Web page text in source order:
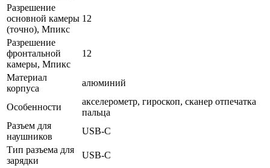
Разрешение
основной камеры
(точно), Мпикс
12
Разрешение
фронтальной
камеры, Мпикс
12
Материал
корпуса
алюминий
Особенности
акселерометр, гироскоп, cканер отпечатка
пальца
Разъем для
наушников
USB-C
Тип разъема для
зарядки
USB-C